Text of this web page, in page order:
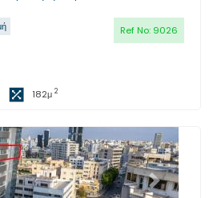
Ref No: 9026
182μ 2
Επόμενο